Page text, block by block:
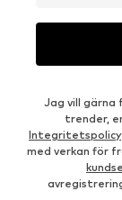
Jag vill gärna
trender,
Integritetspolicy
med verkan för